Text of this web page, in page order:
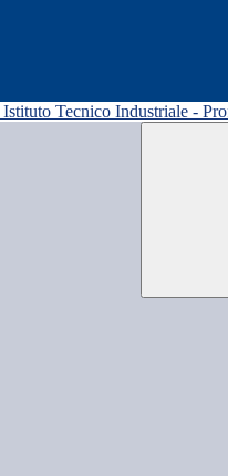
Tecnico Industriale -